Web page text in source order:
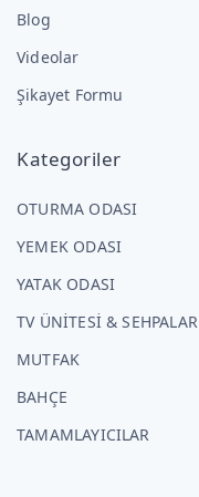
Blog
Videolar
Şikayet Formu
Kategoriler
OTURMA ODASI
YEMEK ODASI
YATAK ODASI
TV ÜNİTESİ & SEHPALAR
MUTFAK
BAHÇE
TAMAMLAYICILAR